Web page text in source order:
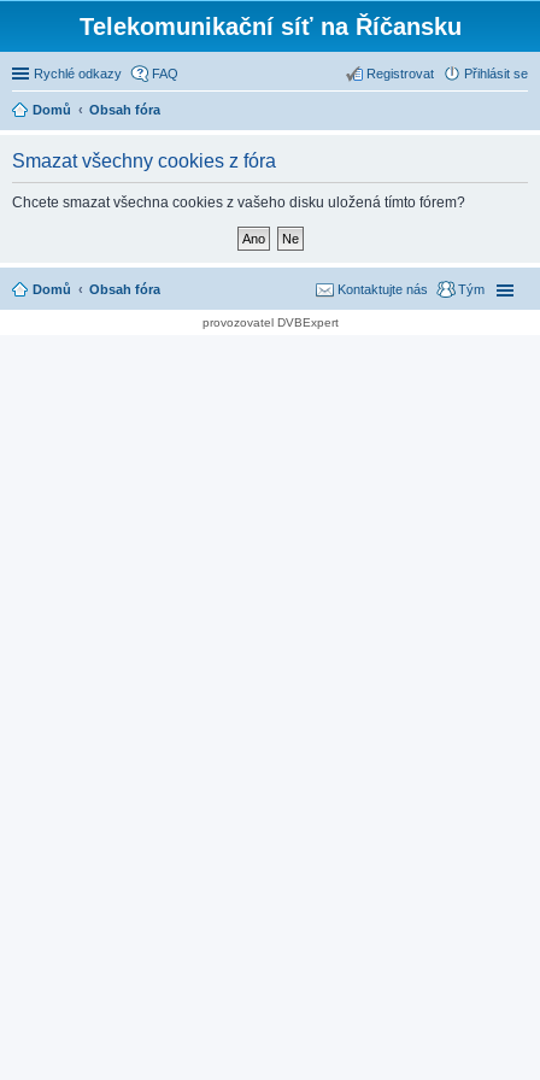
Telekomunikační síť na Říčansku
Rychlé odkazy FAQ Přihlásit se
Registrovat
Domů Obsah fóra
Smazat všechny cookies z fóra
Chcete smazat všechna cookies z vašeho disku uložená tímto fórem?
Domů Obsah fóra Tým
Kontaktujte nás
provozovatel DVBExpert